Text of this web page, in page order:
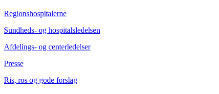
Regionshospitalerne
Sundheds- og hospitalsledelsen
Afdelings- og centerledelser
Presse
Ris, ros og gode forslag